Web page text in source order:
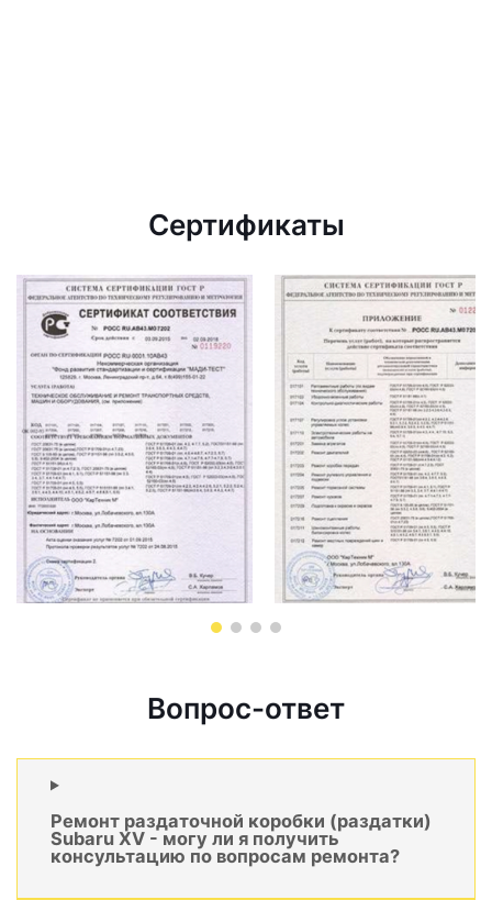
Сертификаты
Вопрос-ответ
Ремонт раздаточной коробки (раздатки)
Subaru XV - могу ли я получить
консультацию по вопросам ремонта?